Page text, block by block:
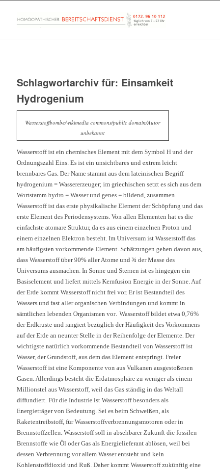
Schlagwortarchiv für: Einsamkeit
Hydrogenium
Wasserstoffbombe/wikimedia commons/public domain/Autor
unbekannt
Wasserstoff ist ein chemisches Element mit dem Symbol H und der
Ordnungszahl Eins. Es ist ein unsichtbares und extrem leicht
brennbares Gas. Der Name stammt aus dem lateinischen Begriff
hydrogenium = Wassererzeuger; im griechischen setzt es sich aus dem
Wortstamm hydro = Wasser und genes = bildend, zusammen.
Wasserstoff ist das erste physikalische Element der Schöpfung und das
erste Element des Periodensystems. Von allen Elementen hat es die
einfachste atomare Struktur, da es aus einem einzelnen Proton und
einem einzelnen Elektron besteht. Im Universum ist Wasserstoff das
am häufigsten vorkommende Element. Schätzungen gehen davon aus,
dass Wasserstoff über 90% aller Atome und ¾ der Masse des
Universums ausmachen. In Sonne und Sternen ist es hingegen ein
Basiselement und liefert mittels Kernfusion Energie in der Sonne. Auf
der Erde kommt Wasserstoff nicht frei vor. Er ist Bestandteil des
Wassers und fast aller organischen Verbindungen und kommt in
sämtlichen lebenden Organismen vor. Wasserstoff bildet etwa 0,76%
der Erdkruste und rangiert bezüglich der Häufigkeit des Vorkommens
auf der Erde an neunter Stelle in der Reihenfolge der Elemente. Der
wichtigste natürlich vorkommende Bestandteil von Wasserstoff ist
Wasser, der Grundstoff, aus dem das Element entspringt. Freier
Wasserstoff ist eine Komponente von aus Vulkanen ausgestoßenen
Gasen. Allerdings besteht die Erdatmosphäre zu weniger als einem
Millionstel aus Wasserstoff, weil das Gas ständig in das Weltall
diffundiert. Für die Industrie ist Wasserstoff besonders als
Energieträger von Bedeutung. Sei es beim Schweißen, als
Raketentreibstoff, für Wasserstoffverbrennungsmotoren oder in
Brennstoffzellen. Wasserstoff soll in absehbarer Zukunft die fossilen
Brennstoffe wie Öl oder Gas als Energielieferant ablösen, weil bei
dessen Verbrennung vor allem Wasser entsteht und kein
Kohlenstoffdioxid und Ruß. Daher kommt Wasserstoff zukünftig eine